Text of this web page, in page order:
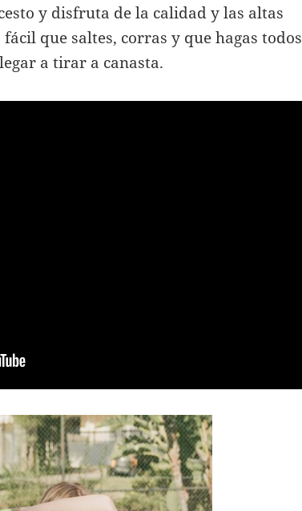
y disfruta de la calidad y las altas
que saltes, corras y que hagas todos
a tirar a canasta.